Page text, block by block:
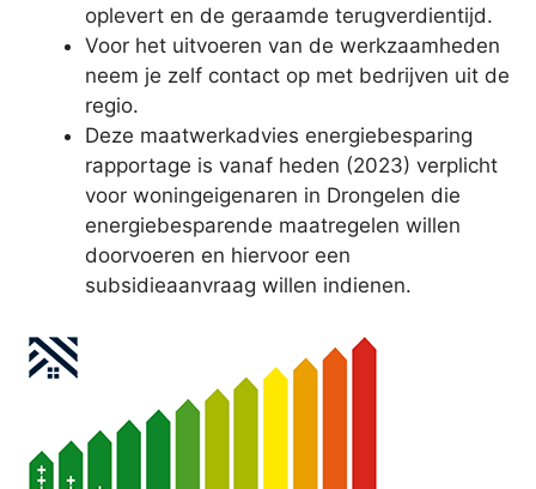
oplevert en de geraamde terugverdientijd.
Voor het uitvoeren van de werkzaamheden
neem je zelf contact op met bedrijven uit de
regio.
Deze maatwerkadvies energiebesparing
rapportage is vanaf heden (2023) verplicht
voor woningeigenaren in Drongelen die
energiebesparende maatregelen willen
doorvoeren en hiervoor een
subsidieaanvraag willen indienen.